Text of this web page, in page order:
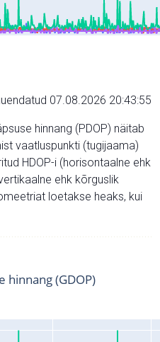
07.08.2026 20:43:55
hinnang (PDOP) näitab
vaatluspunkti (tugijaama)
HDOP-i (horisontaalne ehk
ehk kõrguslik
loetakse heaks, kui
hinnang (GDOP)